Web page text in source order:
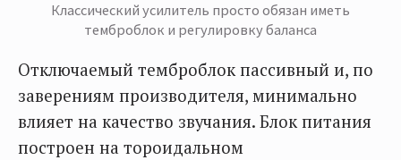
Классический усилитель просто обязан иметь
темброблок и регулировку баланса
Отключаемый темброблок пассивный и, по
заверениям производителя, минимально
влияет на качество звучания. Блок питания
построен на тороидальном